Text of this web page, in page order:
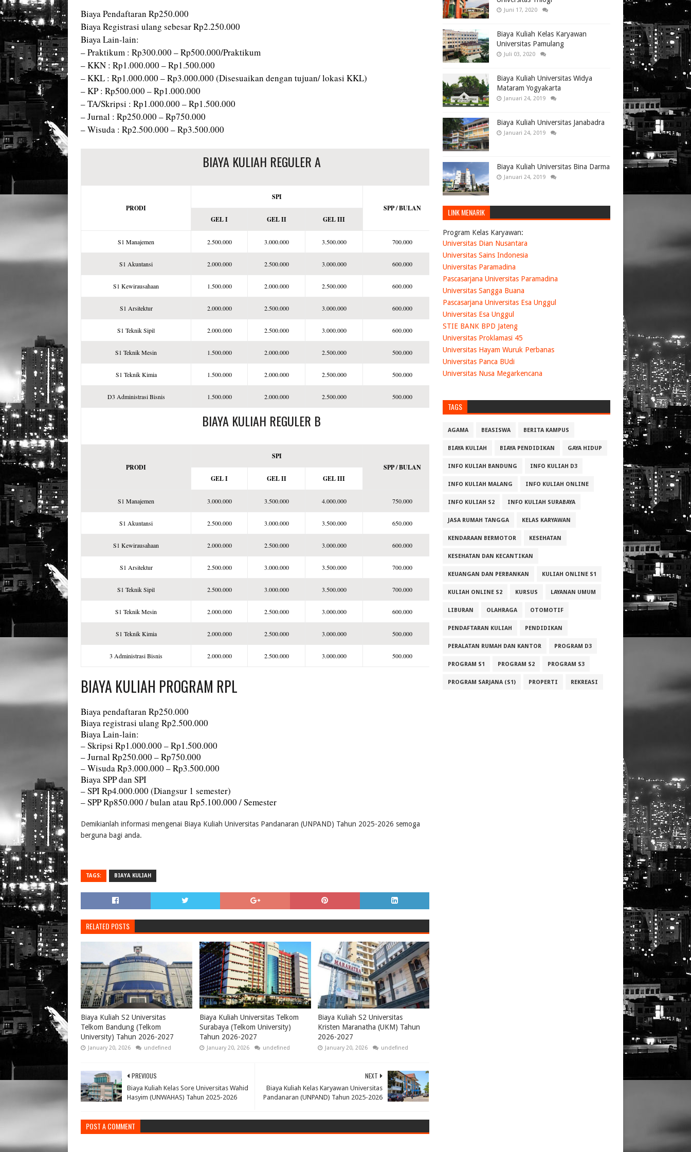
Biaya Pendaftaran Rp250.000
Biaya Registrasi ulang sebesar Rp2.250.000
Biaya Lain-lain:
– Praktikum : Rp300.000 – Rp500.000/Praktikum
– KKN : Rp1.000.000 – Rp1.500.000
– KKL : Rp1.000.000 – Rp3.000.000 (Disesuaikan dengan tujuan/ lokasi KKL)
– KP : Rp500.000 – Rp1.000.000
– TA/Skripsi : Rp1.000.000 – Rp1.500.000
– Jurnal : Rp250.000 – Rp750.000
– Wisuda : Rp2.500.000 – Rp3.500.000
BIAYA KULIAH REGULER A
PRODI
SPI
SPP / BULAN
GEL I
GEL II GEL III
S1 Manajemen 2.500.000 3.000.000 3.500.000 700.000
S1 Akuntansi 2.000.000 2.500.000 3.000.000 600.000
S1 Kewirausahaan 1.500.000 2.000.000 2.500.000 600.000
S1 Arsitektur 2.000.000 2.500.000 3.000.000 600.000
S1 Teknik Sipil 2.000.000 2.500.000 3.000.000 600.000
S1 Teknik Mesin 1.500.000 2.000.000 2.500.000 500.000
S1 Teknik Kimia 1.500.000 2.000.000 2.500.000 500.000
D3 Administrasi Bisnis 1.500.000 2.000.000 2.500.000 500.000
BIAYA KULIAH REGULER B
PRODI
SPI
SPP / BULAN
GEL I
GEL II GEL III
S1 Manajemen 3.000.000 3.500.000 4.000.000 750.000
S1 Akuntansi 2.500.000 3.000.000 3.500.000 650.000
S1 Kewirausahaan 2.000.000 2.500.000 3.000.000 600.000
S1 Arsitektur 2.500.000 3.000.000 3.500.000 700.000
S1 Teknik Sipil 2.500.000 3.000.000 3.500.000 700.000
S1 Teknik Mesin 2.000.000 2.500.000 3.000.000 600.000
S1 Teknik Kimia 2.000.000 2.500.000 3.000.000 500.000
3 Administrasi Bisnis 2.000.000 2.500.000 3.000.000 500.000
BIAYA KULIAH PROGRAM RPL
Biaya pendaftaran Rp250.000
Biaya registrasi ulang Rp2.500.000
Biaya Lain-lain:
– Skripsi Rp1.000.000 – Rp1.500.000
– Jurnal Rp250.000 – Rp750.000
– Wisuda Rp3.000.000 – Rp3.500.000
Biaya SPP dan SPI
– SPI Rp4.000.000 (Diangsur 1 semester)
– SPP Rp850.000 / bulan atau Rp5.100.000 / Semester
Demikianlah informasi mengenai Biaya Kuliah Universitas Pandanaran (UNPAND) Tahun 2025-2026 semoga
berguna bagi anda.
TAGS: BIAYA KULIAH
RELATED POSTS
Biaya Kuliah S2 Universitas
Telkom Bandung (Telkom
University) Tahun 2026-2027
January 20, 2026 undefined
Biaya Kuliah Universitas Telkom
Surabaya (Telkom University)
Tahun 2026-2027
January 20, 2026 undefined
Biaya Kuliah S2 Universitas
Kristen Maranatha (UKM) Tahun
2026-2027
January 20, 2026 undefined
NEXT
Biaya Kuliah Kelas Karyawan Universitas
Pandanaran (UNPAND) Tahun 2025-2026
PREVIOUS
Biaya Kuliah Kelas Sore Universitas Wahid
Hasyim (UNWAHAS) Tahun 2025-2026
POST A COMMENT
Juni 17, 2020
Biaya Kuliah Kelas Karyawan
Universitas Pamulang
Juli 03, 2020
Biaya Kuliah Universitas Widya
Mataram Yogyakarta
Januari 24, 2019
Biaya Kuliah Universitas Janabadra
Januari 24, 2019
Biaya Kuliah Universitas Bina Darma
Januari 24, 2019
LINK MENARIK
Program Kelas Karyawan:
Universitas Dian Nusantara
Universitas Sains Indonesia
Universitas Paramadina
Pascasarjana Universitas Paramadina
Universitas Sangga Buana
Pascasarjana Universitas Esa Unggul
Universitas Esa Unggul
STIE BANK BPD Jateng
Universitas Proklamasi 45
Universitas Hayam Wuruk Perbanas
Universitas Panca BUdi
Universitas Nusa Megarkencana
TAGS
AGAMA BEASISWA BERITA KAMPUS
BIAYA KULIAH BIAYA PENDIDIKAN GAYA HIDUP
INFO KULIAH BANDUNG INFO KULIAH D3
INFO KULIAH MALANG INFO KULIAH ONLINE
INFO KULIAH S2 INFO KULIAH SURABAYA
JASA RUMAH TANGGA KELAS KARYAWAN
KENDARAAN BERMOTOR KESEHATAN
KESEHATAN DAN KECANTIKAN
KEUANGAN DAN PERBANKAN KULIAH ONLINE S1
KULIAH ONLINE S2 KURSUS LAYANAN UMUM
LIBURAN OLAHRAGA OTOMOTIF
PENDAFTARAN KULIAH PENDIDIKAN
PERALATAN RUMAH DAN KANTOR PROGRAM D3
PROGRAM S1 PROGRAM S2 PROGRAM S3
PROGRAM SARJANA (S1) PROPERTI REKREASI